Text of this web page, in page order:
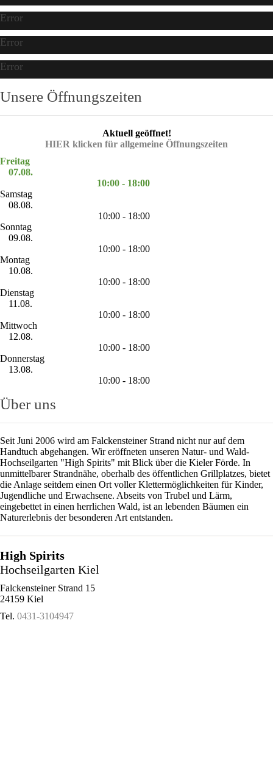
Error
Error
Error
Unsere Öffnungszeiten
Aktuell geöffnet!
HIER klicken für allgemeine Öffnungszeiten
Freitag
07.08.
10:00 - 18:00
Samstag
08.08.
10:00 - 18:00
Sonntag
09.08.
10:00 - 18:00
Montag
10.08.
10:00 - 18:00
Dienstag
11.08.
10:00 - 18:00
Mittwoch
12.08.
10:00 - 18:00
Donnerstag
13.08.
10:00 - 18:00
Über uns
Seit Juni 2006 wird am Falckensteiner Strand nicht nur auf dem
Handtuch abgehangen. Wir eröffneten unseren Natur- und Wald-
Hochseilgarten "High Spirits" mit Blick über die Kieler Förde. In
unmittelbarer Strandnähe, oberhalb des öffentlichen Grillplatzes, bietet
die Anlage seitdem einen Ort voller Klettermöglichkeiten für Kinder,
Jugendliche und Erwachsene. Abseits von Trubel und Lärm,
eingebettet in einen herrlichen Wald, ist an lebenden Bäumen ein
Naturerlebnis der besonderen Art entstanden.
High Spirits
Hochseilgarten Kiel
Falckensteiner Strand 15
24159 Kiel
Tel. 0431-3104947